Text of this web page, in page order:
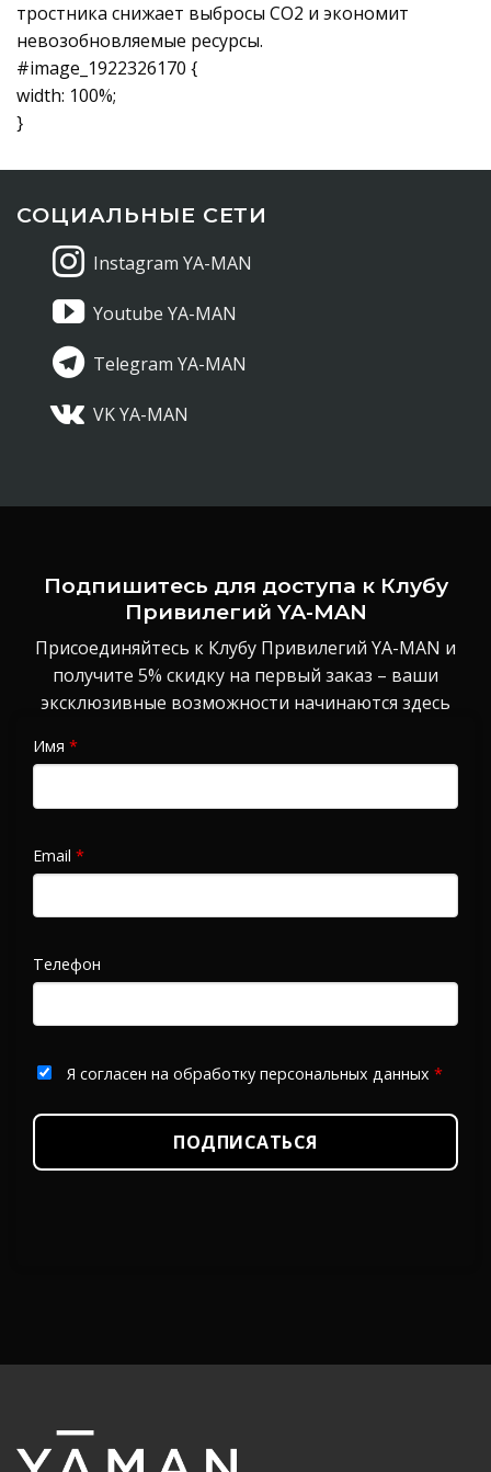
тростника снижает выбросы CO2 и экономит
невозобновляемые ресурсы.
#image_1922326170 {
width: 100%;
}
СОЦИАЛЬНЫЕ СЕТИ
Instagram YA-MAN
Youtube YA-MAN
Telegram YA-MAN
VK YA-MAN
Подпишитесь для доступа к Клубу
Привилегий YA-MAN
Присоединяйтесь к Клубу Привилегий YA-MAN и
получите 5% скидку на первый заказ – ваши
эксклюзивные возможности начинаются здесь
Имя *
Email *
Телефон
Я согласен на обработку персональных данных *
ПОДПИСАТЬСЯ